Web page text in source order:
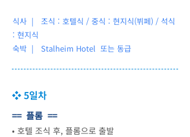
식사 | 조식 : 호텔식 / 중식 : 현지식(뷔페) / 석식
: 현지식
숙박 |
Stalheim Hotel 또는 동급
❖ 5일차
== 플롬 ==
• 호텔 조식 후, 플롬으로 출발